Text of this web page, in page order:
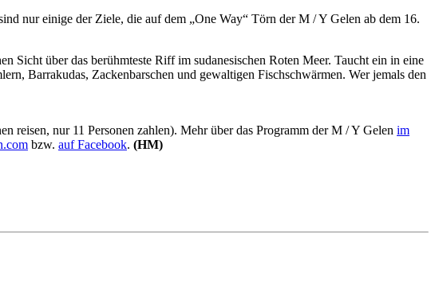
nur einige der Ziele, die auf dem „One Way“ Törn der M / Y Gelen ab dem 16.
Sicht über das berühmteste Riff im sudanesischen Roten Meer. Taucht ein in eine
Barrakudas, Zackenbarschen und gewaltigen Fischschwärmen. Wer jemals den
reisen, nur 11 Personen zahlen). Mehr über das Programm der M / Y Gelen im
bzw. auf Facebook. (HM)